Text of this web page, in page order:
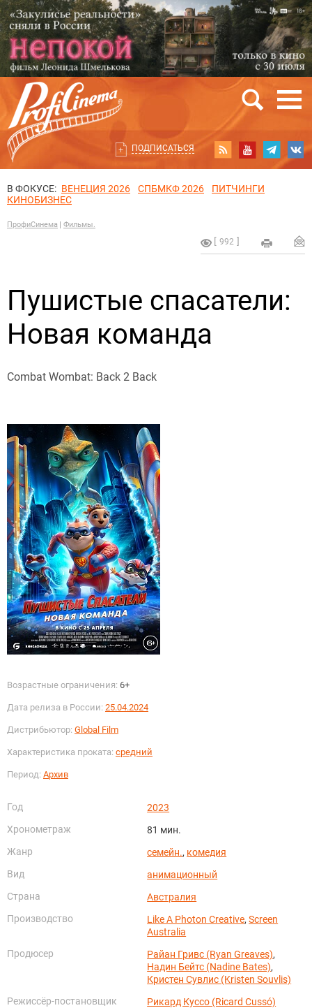
ПОДПИСАТЬСЯ
В ФОКУСЕ: ВЕНЕЦИЯ 2026 СПБМКФ 2026
ПИТЧИНГИ
КИНОБИЗНЕС
ПрофиСинема Фильмы.
992
Пушистые спасатели:
Новая команда
Combat Wombat: Back 2 Back
Возрастные ограничения: 6+
Дата релиза в России: 25.04.2024
Дистрибьютор: Global Film
Характеристика проката: средний
Период: Архив
Год
2023
Хронометраж
81 мин.
Жанр
семейн., комедия
Вид
анимационный
Страна
Австралия
Производство
Like A Photon Creative,Screen
Australia
Продюсер
Райан Гривс (Ryan Greaves),
Надин Бейтс (Nadine Bates),
Кристен Сувлис (Kristen Souvlis)
Режиссёр-постановщик
Рикард Куссо (Ricard Cussó)